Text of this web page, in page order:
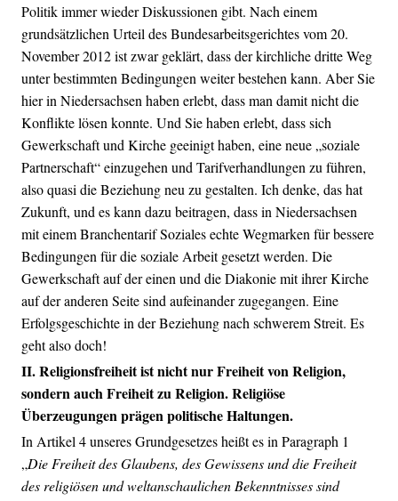
Politik immer wieder Diskussionen gibt. Nach einem
grundsätzlichen Urteil des Bundesarbeitsgerichtes vom 20.
November 2012 ist zwar geklärt, dass der kirchliche dritte Weg
unter bestimmten Bedingungen weiter bestehen kann. Aber Sie
hier in Niedersachsen haben erlebt, dass man damit nicht die
Konflikte lösen konnte. Und Sie haben erlebt, dass sich
Gewerkschaft und Kirche geeinigt haben, eine neue „soziale
Partnerschaft“ einzugehen und Tarifverhandlungen zu führen,
also quasi die Beziehung neu zu gestalten. Ich denke, das hat
Zukunft, und es kann dazu beitragen, dass in Niedersachsen
mit einem Branchentarif Soziales echte Wegmarken für bessere
Bedingungen für die soziale Arbeit gesetzt werden. Die
Gewerkschaft auf der einen und die Diakonie mit ihrer Kirche
auf der anderen Seite sind aufeinander zugegangen. Eine
Erfolgsgeschichte in der Beziehung nach schwerem Streit. Es
geht also doch!
II. Religionsfreiheit ist nicht nur Freiheit von Religion,
sondern auch Freiheit zu Religion. Religiöse
Überzeugungen prägen politische Haltungen.
In Artikel 4 unseres Grundgesetzes heißt es in Paragraph 1
„Die Freiheit des Glaubens, des Gewissens und die Freiheit
des religiösen und weltanschaulichen Bekenntnisses sind